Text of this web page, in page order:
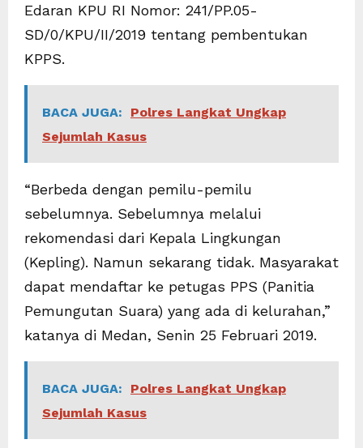
Edaran KPU RI Nomor: 241/PP.05-
SD/0/KPU/II/2019 tentang pembentukan
KPPS.
BACA JUGA:
Polres Langkat Ungkap
Sejumlah Kasus
“Berbeda dengan pemilu-pemilu
sebelumnya. Sebelumnya melalui
rekomendasi dari Kepala Lingkungan
(Kepling). Namun sekarang tidak. Masyarakat
dapat mendaftar ke petugas PPS (Panitia
Pemungutan Suara) yang ada di kelurahan,”
katanya di Medan, Senin 25 Februari 2019.
BACA JUGA:
Polres Langkat Ungkap
Sejumlah Kasus